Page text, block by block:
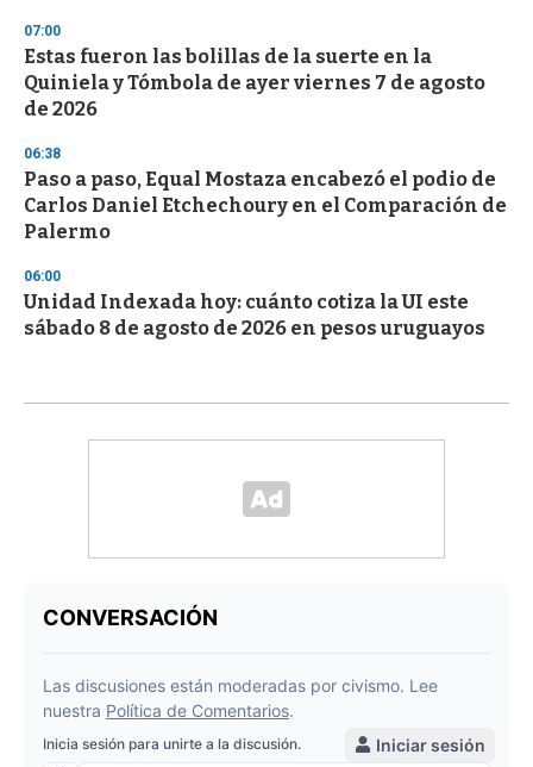
07:00
Estas fueron las bolillas de la suerte en la
Quiniela y Tómbola de ayer viernes 7 de agosto
de 2026
06:38
Paso a paso, Equal Mostaza encabezó el podio de
Carlos Daniel Etchechoury en el Comparación de
Palermo
06:00
Unidad Indexada hoy: cuánto cotiza la UI este
sábado 8 de agosto de 2026 en pesos uruguayos